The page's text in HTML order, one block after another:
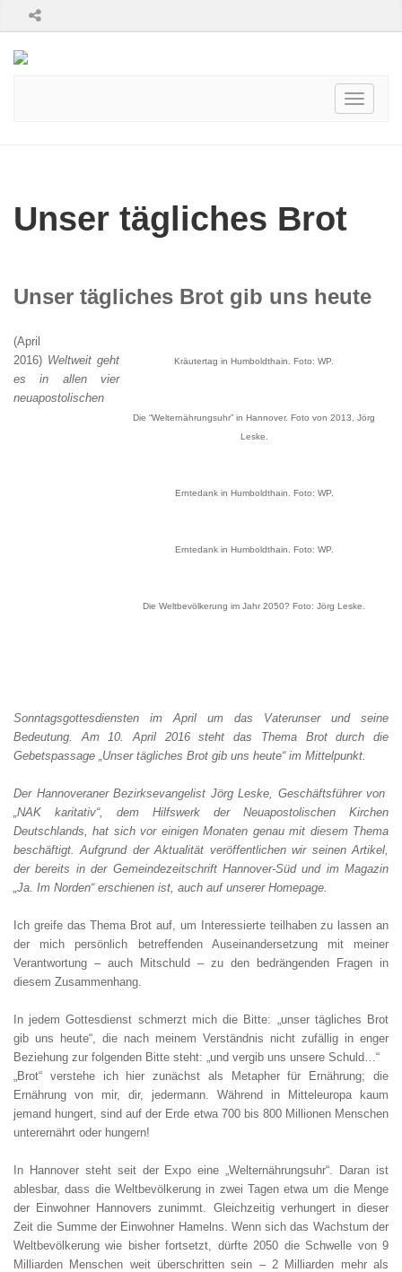
Toggle
Unser tägliches Brot
Unser tägliches Brot gib uns heute
Kräutertag in Humboldthain. Foto: WP.
Die “Welternährungsuhr” in Hannover. Foto von 2013, Jörg
Leske.
Erntedank in Humboldthain. Foto: WP.
Erntedank in Humboldthain. Foto: WP.
Die Weltbevölkerung im Jahr 2050? Foto: Jörg Leske.
(April
2016) Weltweit geht
es in allen vier
neuapostolischen
Sonntagsgottesdiensten im April um das Vaterunser und seine
Bedeutung. Am 10. April 2016 steht das Thema Brot durch die
Gebetspassage „Unser tägliches Brot gib uns heute“ im Mittelpunkt.
Der Hannoveraner Bezirksevangelist Jörg Leske, Geschäftsführer von
„NAK karitativ“, dem Hilfswerk der Neuapostolischen Kirchen
Deutschlands, hat sich vor einigen Monaten genau mit diesem Thema
beschäftigt. Aufgrund der Aktualität veröffentlichen wir seinen Artikel,
der bereits in der Gemeindezeitschrift Hannover-Süd und im Magazin
„Ja. Im Norden“ erschienen ist, auch auf unserer Homepage.
Ich greife das Thema Brot auf, um Interessierte teilhaben zu lassen an
der mich persönlich betreffenden Auseinandersetzung mit meiner
Verantwortung – auch Mitschuld – zu den bedrängenden Fragen in
diesem Zusammenhang.
In jedem Gottesdienst schmerzt mich die Bitte: „unser tägliches Brot
gib uns heute“, die nach meinem Verständnis nicht zufällig in enger
Beziehung zur folgenden Bitte steht: „und vergib uns unsere Schuld…“
„Brot“ verstehe ich hier zunächst als Metapher für Ernährung; die
Ernährung von mir, dir, jedermann. Während in Mitteleuropa kaum
jemand hungert, sind auf der Erde etwa 700 bis 800 Millionen Menschen
unterernährt oder hungern!
In Hannover steht seit der Expo eine „Welternährungsuhr“. Daran ist
ablesbar, dass die Weltbevölkerung in zwei Tagen etwa um die Menge
der Einwohner Hannovers zunimmt. Gleichzeitig verhungert in dieser
Zeit die Summe der Einwohner Hamelns. Wenn sich das Wachstum der
Weltbevölkerung wie bisher fortsetzt, dürfte 2050 die Schwelle von 9
Milliarden Menschen weit überschritten sein – 2 Milliarden mehr als